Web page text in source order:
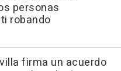
personas
robando
firma un acuerdo